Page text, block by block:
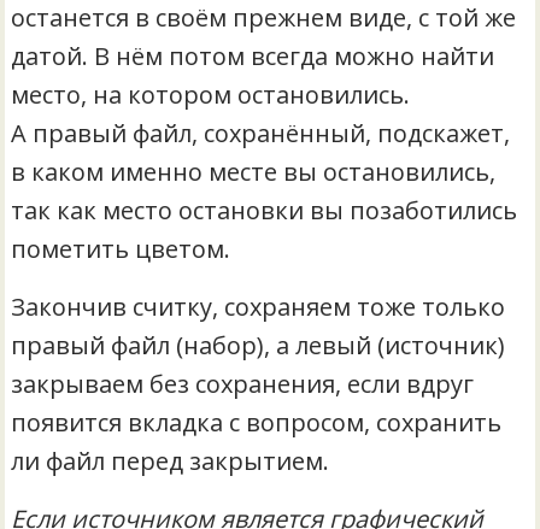
останется в своём прежнем виде, с той же
датой. В нём потом всегда можно найти
место, на котором остановились.
А правый файл, сохранённый, подскажет,
в каком именно месте вы остановились,
так как место остановки вы позаботились
пометить цветом.
Закончив считку, сохраняем тоже только
правый файл (набор), а левый (источник)
закрываем без сохранения, если вдруг
появится вкладка с вопросом, сохранить
ли файл перед закрытием.
Если источником является графический